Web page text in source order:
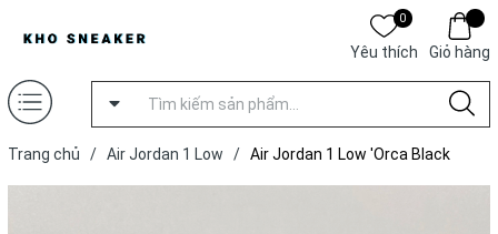
0
Yêu thích Giỏ hàng
Trang chủ / Air Jordan 1 Low / Air Jordan 1 Low 'Orca Black